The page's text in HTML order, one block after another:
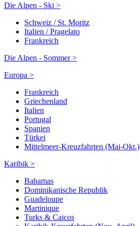
Die Alpen - Ski >
Schweiz / St. Moritz
Italien / Pragelato
Frankreich
Die Alpen - Sommer >
Europa >
Frankreich
Griechenland
Italien
Portugal
Spanien
Türkei
Mittelmeer-Kreuzfahrten (Mai-Okt.)
Karibik >
Bahamas
Dominikanische Republik
Guadeloupe
Martinique
Turks & Caicos